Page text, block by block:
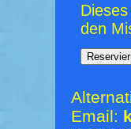
den
Email: